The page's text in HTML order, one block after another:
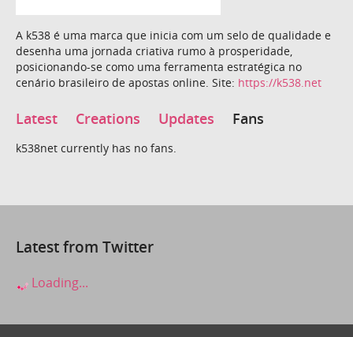
A k538 é uma marca que inicia com um selo de qualidade e
desenha uma jornada criativa rumo à prosperidade,
posicionando-se como uma ferramenta estratégica no
cenário brasileiro de apostas online. Site: https://k538.net
Latest Creations Updates Fans
k538net currently has no fans.
Latest from Twitter
Loading...